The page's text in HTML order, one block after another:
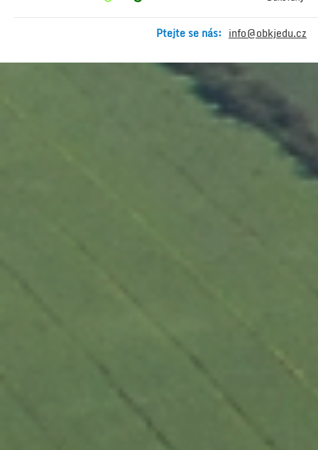
Ptejte se nás: info@obkjedu.cz